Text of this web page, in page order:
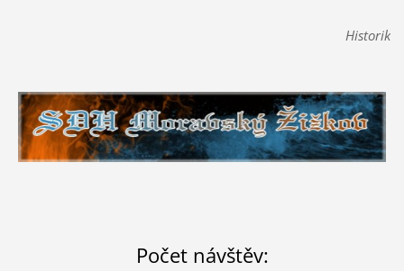
Historik
Počet návštěv: